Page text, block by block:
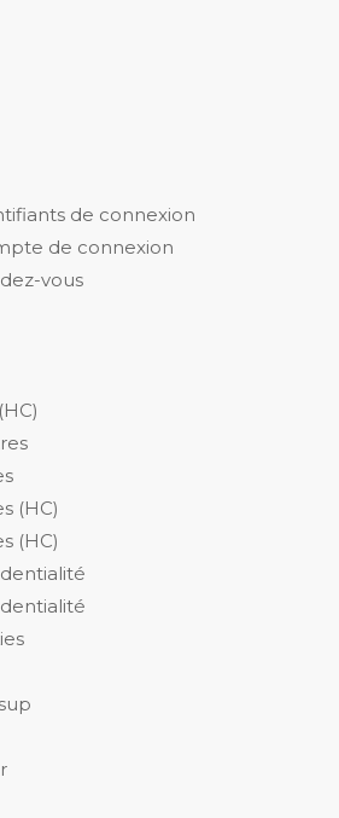
de connexion
de connexion
vous
(HC)
(HC)